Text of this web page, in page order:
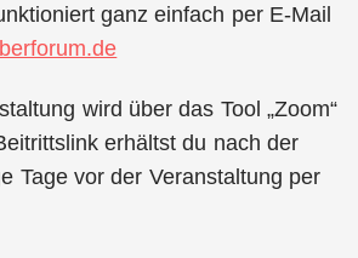
ganz einfach per E-Mail
wird über das Tool „Zoom“
erhältst du nach der
Tage vor der Veranstaltung per